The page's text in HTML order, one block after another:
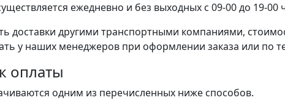
ежедневно и без выходных с 09-00 до 19-00
доставки другими транспортными компаниями,
у наших менеджеров при оформлении заказа или по
оплаты
одним из перечисленных ниже способов.